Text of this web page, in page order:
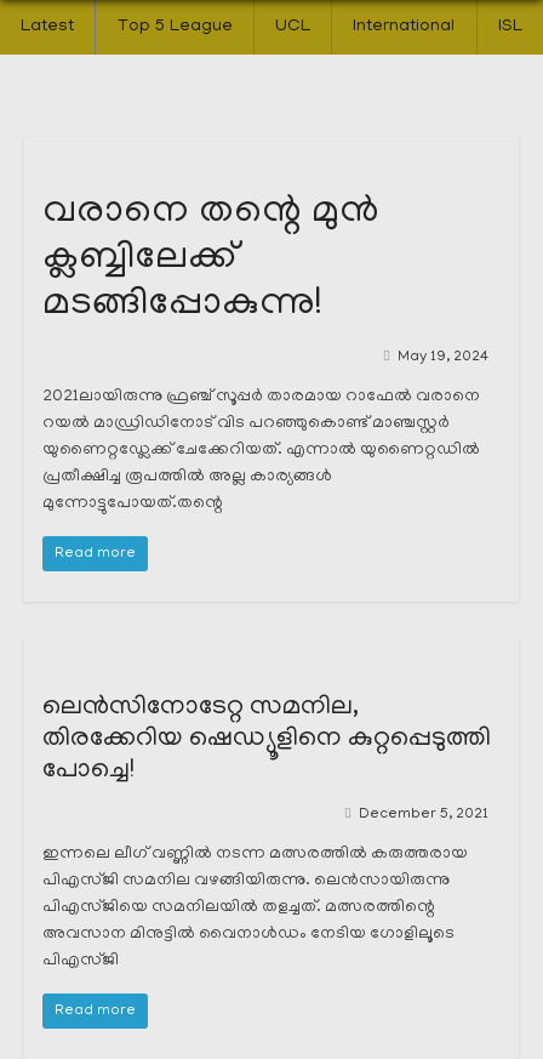
Latest Top 5 League UCL International ISL
വരാനെ തന്റെ മുൻ
ക്ലബ്ബിലേക്ക്
മടങ്ങിപ്പോകുന്നു!
May 19, 2024
2021ലായിരുന്നു ഫ്രഞ്ച് സൂപ്പർ താരമായ റാഫേൽ വരാനെ
റയൽ മാഡ്രിഡിനോട് വിട പറഞ്ഞുകൊണ്ട് മാഞ്ചസ്റ്റർ
യുണൈറ്റഡ്ലേക്ക് ചേക്കേറിയത്. എന്നാൽ യുണൈറ്റഡിൽ
പ്രതീക്ഷിച്ച രൂപത്തിൽ അല്ല കാര്യങ്ങൾ
മുന്നോട്ടുപോയത്.തന്റെ
Read more
ലെൻസിനോടേറ്റ സമനില,
തിരക്കേറിയ ഷെഡ്യൂളിനെ കുറ്റപ്പെടുത്തി
പോച്ചെ!
December 5, 2021
ഇന്നലെ ലീഗ് വണ്ണിൽ നടന്ന മത്സരത്തിൽ കരുത്തരായ
പിഎസ്ജി സമനില വഴങ്ങിയിരുന്നു. ലെൻസായിരുന്നു
പിഎസ്ജിയെ സമനിലയിൽ തളച്ചത്. മത്സരത്തിന്റെ
അവസാന മിനുട്ടിൽ വൈനാൾഡം നേടിയ ഗോളിലൂടെ
പിഎസ്ജി
Read more